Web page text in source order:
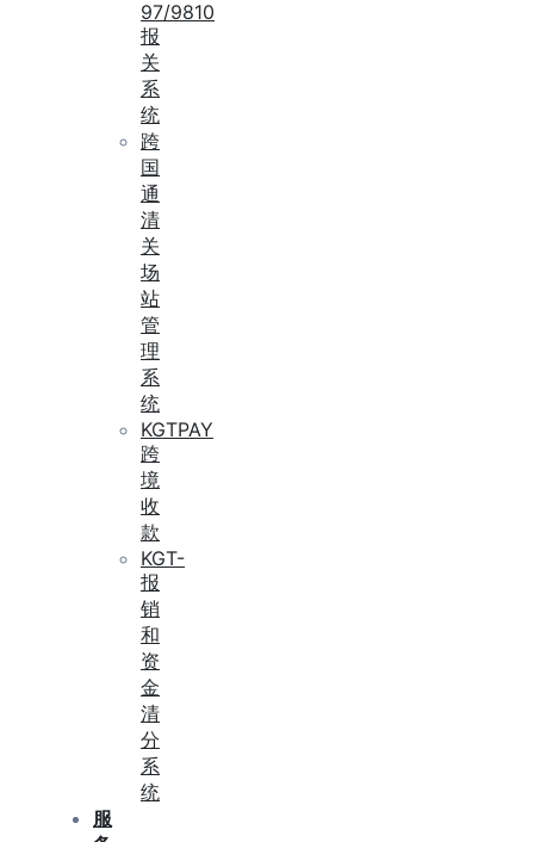
97/9810
报
关
系
统
跨
国
通
清
关
场
站
管
理
系
统
KGTPAY
跨
境
收
款
KGT-
报
销
和
资
金
清
分
系
统
服